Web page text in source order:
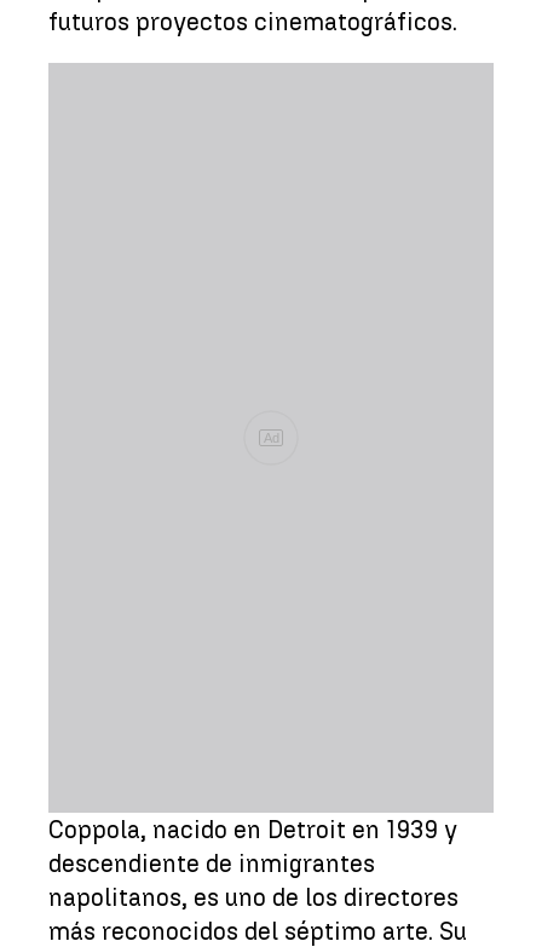
futuros proyectos cinematográficos.
Ad
Coppola, nacido en Detroit en 1939 y
descendiente de inmigrantes
napolitanos, es uno de los directores
más reconocidos del séptimo arte. Su